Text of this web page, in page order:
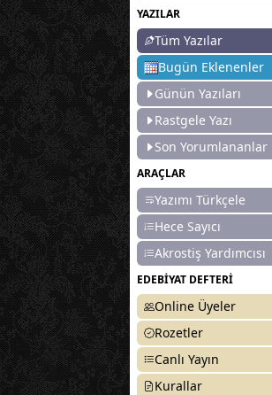
YAZILAR
Tüm Yazılar
Bugün Eklenenler
Günün Yazıları
Rastgele Yazı
Son Yorumlananlar
ARAÇLAR
Yazımı Türkçele
Hece Sayıcı
Akrostiş Yardımcısı
EDEBİYAT DEFTERİ
Online Üyeler
Rozetler
Canlı Yayın
Kurallar